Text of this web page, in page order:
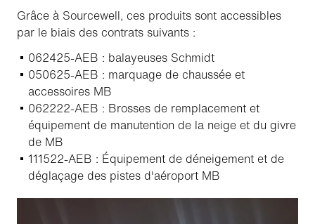
Grâce à Sourcewell, ces produits sont accessibles
par le biais des contrats suivants :
062425-AEB : balayeuses Schmidt
050625-AEB : marquage de chaussée et
accessoires MB
062222-AEB : Brosses de remplacement et
équipement de manutention de la neige et du givre
de MB
111522-AEB : Équipement de déneigement et de
déglaçage des pistes d'aéroport MB